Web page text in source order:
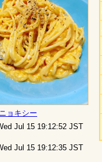
ニョキシー
Jul 15 19:12:52 JST
Jul 15 19:12:35 JST